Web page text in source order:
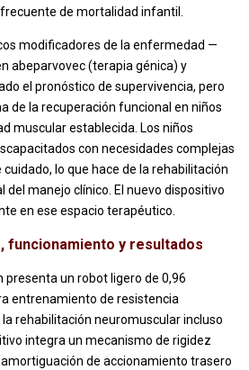
de mortalidad infantil.
modificadores de la enfermedad —
abeparvovec (terapia génica) y
el pronóstico de supervivencia, pero
de la recuperación funcional en niños
muscular establecida. Los niños
con necesidades complejas
lo que hace de la rehabilitación
manejo clínico. El nuevo dispositivo
en ese espacio terapéutico.
funcionamiento y resultados
presenta un robot ligero de 0,96
entrenamiento de resistencia
rehabilitación neuromuscular incluso
integra un mecanismo de rigidez
de accionamiento trasero